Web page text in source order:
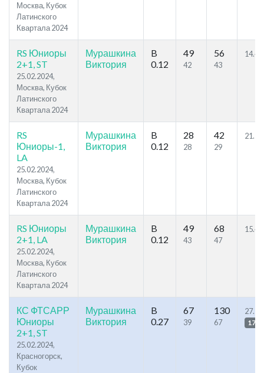
Москва, Кубок
Латинского
Квартала 2024
RS Юниоры
2+1, ST
25.02.2024,
Москва, Кубок
Латинского
Квартала 2024
Мурашкина
Виктория
B
0.12
49
42
56
43
14.46
RS
Юниоры-1,
LA
25.02.2024,
Москва, Кубок
Латинского
Квартала 2024
Мурашкина
Виктория
B
0.12
28
28
42
29
21.1
RS Юниоры
2+1, LA
25.02.2024,
Москва, Кубок
Латинского
Квартала 2024
Мурашкина
Виктория
B
0.12
49
43
68
47
15.4
КС ФТСАРР
Юниоры
2+1, ST
25.02.2024,
Красногорск,
Кубок
Мурашкина
Виктория
B
0.27
67
39
130
67
27.16
175